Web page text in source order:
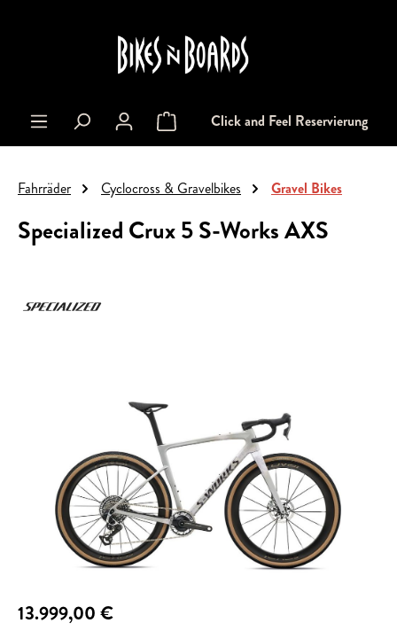
Warenkorb enthält 0 Positionen. Der
Click and Feel Reservierung
Fahrräder Cyclocross & Gravelbikes Gravel Bikes
Specialized Crux 5 S-Works AXS
13.999,00 €